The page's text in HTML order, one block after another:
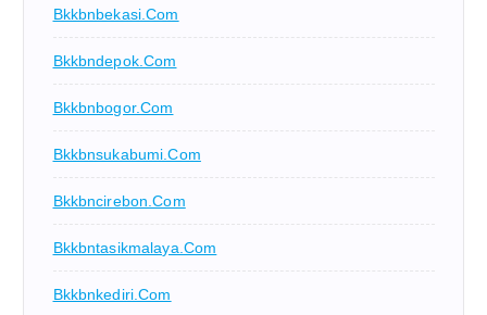
Bkkbnbekasi.com
Bkkbndepok.com
Bkkbnbogor.com
Bkkbnsukabumi.com
Bkkbncirebon.com
Bkkbntasikmalaya.com
Bkkbnkediri.com